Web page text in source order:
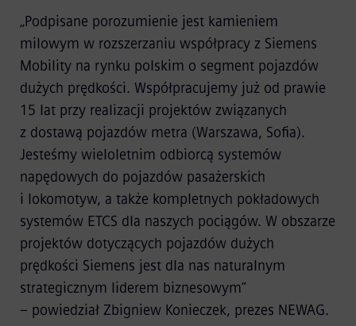
„Podpisane porozumienie jest kamieniem
milowym w rozszerzaniu współpracy z Siemens
Mobility na rynku polskim o segment pojazdów
dużych prędkości. Współpracujemy już od prawie
15 lat przy realizacji projektów związanych
z dostawą pojazdów metra (Warszawa, Sofia).
Jesteśmy wieloletnim odbiorcą systemów
napędowych do pojazdów pasażerskich
i lokomotyw, a także kompletnych pokładowych
systemów ETCS dla naszych pociągów. W obszarze
projektów dotyczących pojazdów dużych
prędkości Siemens jest dla nas naturalnym
strategicznym liderem biznesowym”
– powiedział Zbigniew Konieczek, prezes NEWAG.